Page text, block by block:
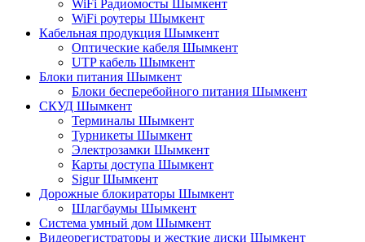
WiFi Радиомосты Шымкент
WiFi роутеры Шымкент
Кабельная продукция Шымкент
Оптические кабеля Шымкент
UTP кабель Шымкент
Блоки питания Шымкент
Блоки бесперебойного питания Шымкент
СКУД Шымкент
Терминалы Шымкент
Турникеты Шымкент
Электрозамки Шымкент
Карты доступа Шымкент
Sigur Шымкент
Дорожные блокираторы Шымкент
Шлагбаумы Шымкент
Система умный дом Шымкент
Видеорегистраторы и жесткие диски Шымкент